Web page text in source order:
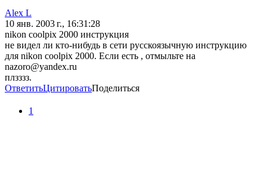
Alex L
10 янв. 2003 г., 16:31:28
nikon coolpix 2000 инструкция
не видел ли кто-нибудь в сети русскоязычную инструкцию
для nikon coolpix 2000. Если есть , отмыльте на
nazoro@yandex.ru
плзззз.
ОтветитьЦитироватьПоделиться
1